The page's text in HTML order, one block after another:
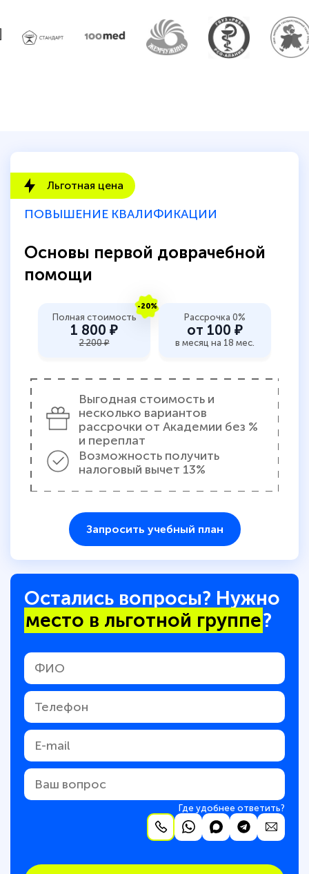
Льготная цена
ПОВЫШЕНИЕ КВАЛИФИКАЦИИ
Основы первой доврачебной
помощи
-20%
Полная стоимость
1 800 ₽
2 200 ₽
Рассрочка 0%
от 100 ₽
в месяц на 18 мес.
Выгодная стоимость и
несколько вариантов
рассрочки от Академии без %
и переплат
Возможность получить
налоговый вычет 13%
Запросить учебный план
Остались вопросы? Нужно
место в льготной группе?
Где удобнее ответить?